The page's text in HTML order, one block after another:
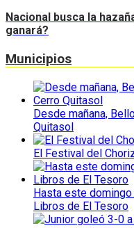
Nacional busca la
ganará?
Municipios
Desde mañana,
Quitasol
El Festival del
Hasta este
Libros de El Tesoro